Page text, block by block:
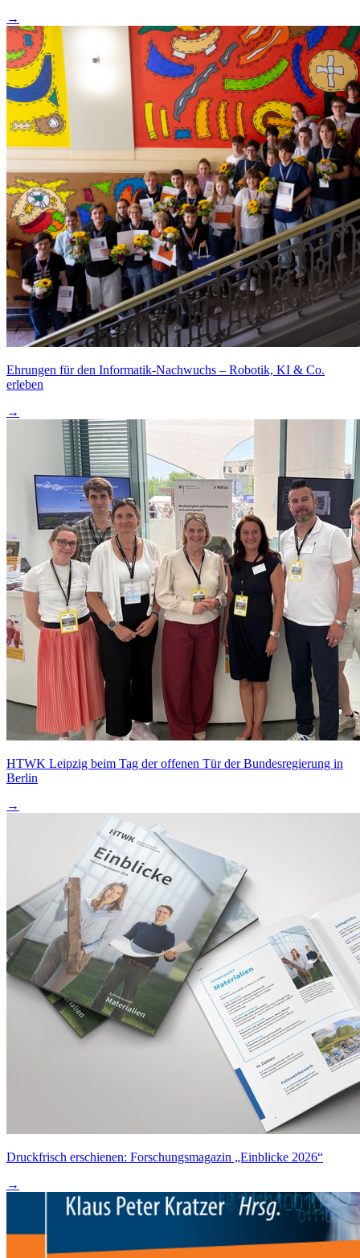
→
Ehrungen für den Informatik-Nachwuchs – Robotik, KI & Co.
erleben
→
HTWK Leipzig beim Tag der offenen Tür der Bundesregierung in
Berlin
→
Druckfrisch erschienen: Forschungsmagazin „Einblicke 2026“
→